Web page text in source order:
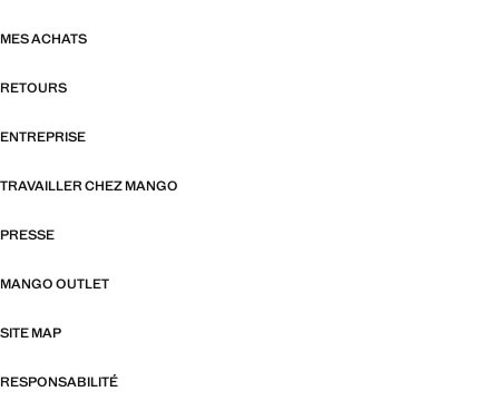
MES ACHATS
RETOURS
ENTREPRISE
TRAVAILLER CHEZ MANGO
PRESSE
MANGO OUTLET
SITE MAP
RESPONSABILITÉ